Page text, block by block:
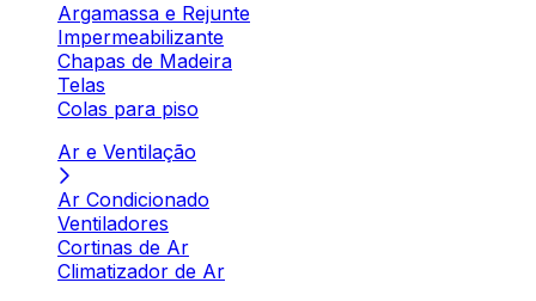
Argamassa e Rejunte
Impermeabilizante
Chapas de Madeira
Telas
Colas para piso
Ar e Ventilação
Ar Condicionado
Ventiladores
Cortinas de Ar
Climatizador de Ar